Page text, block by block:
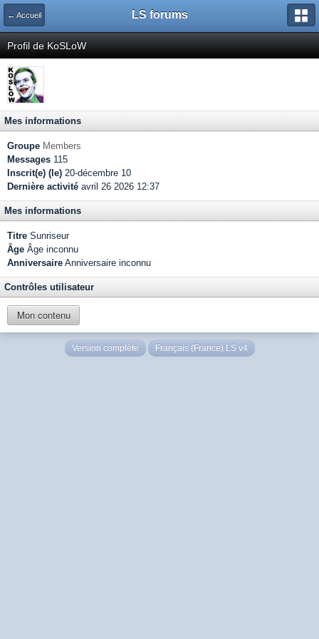
← Accueil LS forums
Profil de KoSLoW
Mes informations
Groupe Members
Messages 115
Inscrit(e) (le) 20-décembre 10
Dernière activité avril 26 2026 12:37
Mes informations
Titre Sunriseur
Âge Âge inconnu
Anniversaire Anniversaire inconnu
Contrôles utilisateur
Mon contenu
Version complète Français (France) LS v4